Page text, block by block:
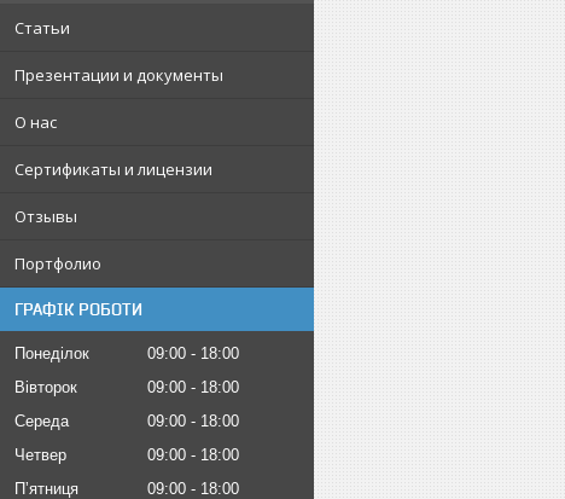
Статьи
Презентации и документы
О нас
Сертификаты и лицензии
Отзывы
Портфолио
ГРАФІК РОБОТИ
Понеділок 09:00
18:00
Вівторок
09:00
18:00
Середа
09:00
18:00
Четвер
09:00
18:00
Пʼятниця
09:00
18:00